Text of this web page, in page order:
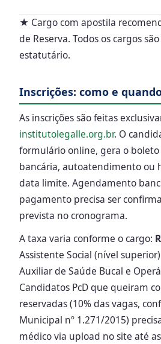
★ Cargo com apostila
de Reserva. Todos os cargos
estatutário.
Inscrições: como e
As inscrições são feitas
institutolegalle.org.br. O
formulário online, gera o
bancária, autoatendimento ou
data limite. Agendamento
pagamento precisa ser
prevista no cronograma.
A taxa varia conforme o cargo:
Assistente Social (nível
Auxiliar de Saúde Bucal e
Candidatos PcD que queiram
reservadas (10% das vagas,
Municipal nº 1.271/2015)
médico via upload no site até